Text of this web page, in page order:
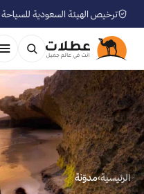
ترخيص الهيئة السعودية للسياحة 73105299
الرئيسية›مدوّنة